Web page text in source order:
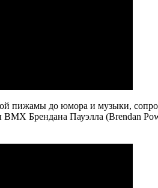
пижамы до юмора и музыки,
Брендана Пауэлла (Brendan